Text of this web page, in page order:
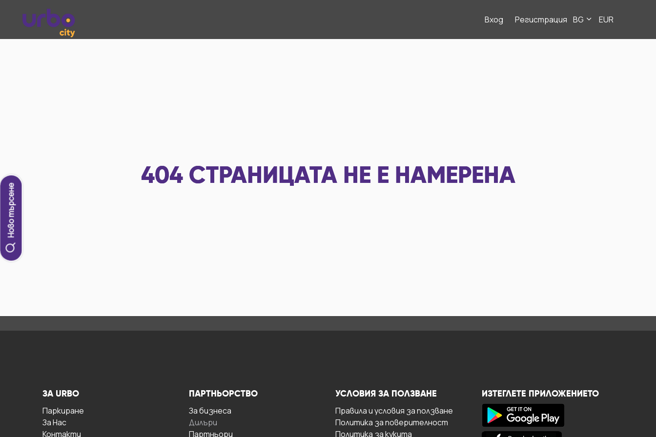
Вход Регистрация BG EUR
Ново търсене
404 СТРАНИЦАТА НЕ Е НАМЕРЕНА
ЗА URBO
Паркиране
За Hас
Контакти
ПАРТНЬОРСТВО
За бизнесa
Дилъри
Партньори
УСЛОВИЯ ЗА ПОЛЗВАНЕ
Правила и условия за ползване
Политика за поверителност
Политика за кукита
ИЗТЕГЛЕТЕ ПРИЛОЖЕНИЕТО